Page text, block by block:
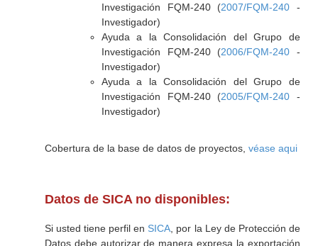
Investigación FQM-240 (2007/FQM-240 -
Investigador)
Ayuda a la Consolidación del Grupo de
Investigación FQM-240 (2006/FQM-240 -
Investigador)
Ayuda a la Consolidación del Grupo de
Investigación FQM-240 (2005/FQM-240 -
Investigador)
Cobertura de la base de datos de proyectos, véase aqui
Datos de SICA no disponibles:
Si usted tiene perfil en SICA , por la Ley de Protección de
Datos debe autorizar de manera expresa la exportación